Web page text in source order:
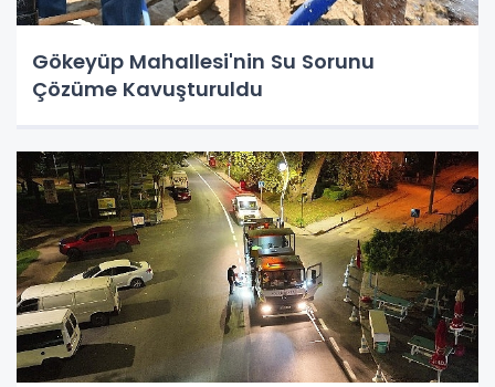
Gökeyüp Mahallesi'nin Su Sorunu
Çözüme Kavuşturuldu